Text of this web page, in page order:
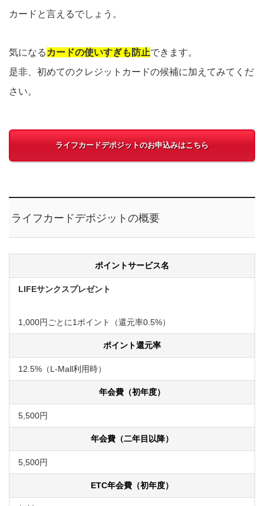
カードと言えるでしょう。
気になる カードの使いすぎも防止できます。
是非、初めてのクレジットカードの候補に加えてみてくだ
さい。
ライフカードデポジットのお申込みはこちら
ライフカードデポジットの概要
ポイントサービス名
LIFEサンクスプレゼント
1,000円ごとに1ポイント（還元率0.5%）
ポイント還元率
12.5%（L-Mall利用時）
年会費（初年度）
5,500円
年会費（二年目以降）
5,500円
ETC年会費（初年度）